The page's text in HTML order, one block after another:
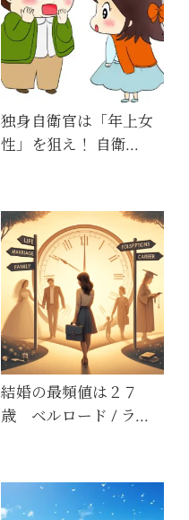
独身自衛官は「年上女
性」を狙え！ 自衛…
結婚の最頻値は２７
歳 ベルロード / ラ…